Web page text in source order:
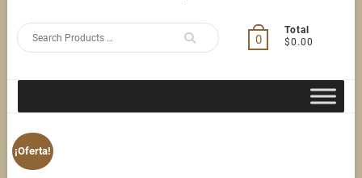
Search
0
Total
$0.00
¡Oferta!